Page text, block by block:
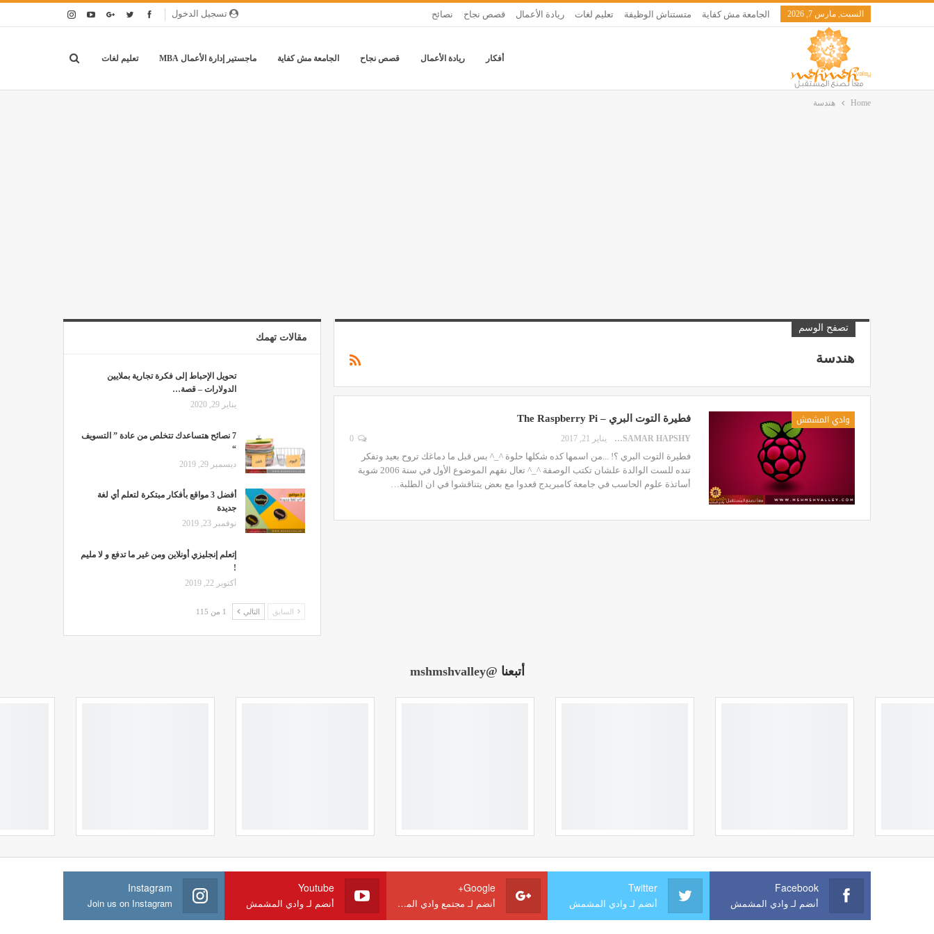
تسجيل الدخول السبت, مارس 7, 2026 الجامعة مش كفاية متستناش الوظيفة تعليم لغات ريادة الأعمال قصص نجاح نصائح
أفكار ريادة الأعمال قصص نجاح الجامعة مش كفاية ماجستير إدارة الأعمال MBA تعليم لغات
Home هندسة
تصفح الوسم
هندسة
وادي المشمش فطيرة التوت البري – The Raspberry Pi
SAMAR HAPSHY يناير 21, 2017
فطيرة التوت البري ؟! ...من اسمها كده شكلها حلوة ^_^ بس قبل ما دماغك تروح بعيد وتفكر
تنده للست الوالدة علشان تكتب الوصفة ^_^ تعال نفهم الموضوع الأول في سنة 2006 شوية
أساتذة علوم الحاسب في جامعة كامبريدج قعدوا مع بعض يتناقشوا في ان الطلبة…
مقالات تهمك
تحويل الإحباط إلى فكرة تجارية بملايين
الدولارات – قصة…
يناير 29, 2020
7 نصائح هتساعدك تتخلص من عادة ” التسويف
“
ديسمبر 29, 2019
أفضل 3 مواقع بأفكار مبتكرة لتعلم أي لغة
جديدة
نوفمبر 23, 2019
إتعلم إنجليزي أونلاين ومن غير ما تدفع و لا مليم
!
أكتوبر 22, 2019
السابق التالي 1 من 115
أتبعنا @mshmshvalley
Facebook
أنضم لـ وادي المشمش
Twitter
أنضم لـ وادي المشمش
Google+
أنضم لـ مجتمع وادي المشمش
Youtube
أنضم لـ وادي المشمش
Instagram
Join us on Instagram